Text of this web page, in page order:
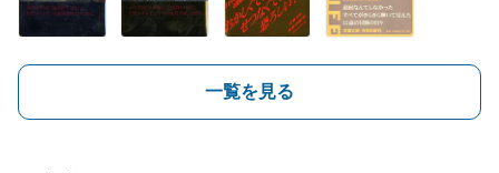
一覧を見る